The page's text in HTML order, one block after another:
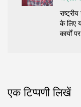
के लिए
कार्यों
एक टिप्पणी लिखें